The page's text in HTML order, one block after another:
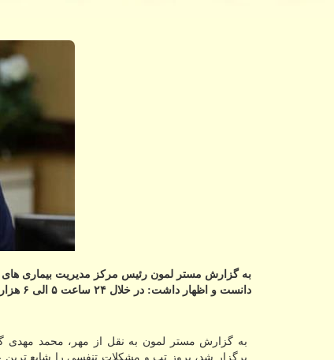
دانست و اظهار داشت: در خلال ۲۴ ساعت ۵ الی ۶ هزار نفر در دنیا به آن مبتلا شدند.
برگزار شد، بروز تب و مشكلات تنفسی را شایع ترین